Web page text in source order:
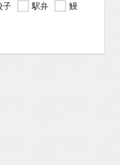
子 駅弁 鰻